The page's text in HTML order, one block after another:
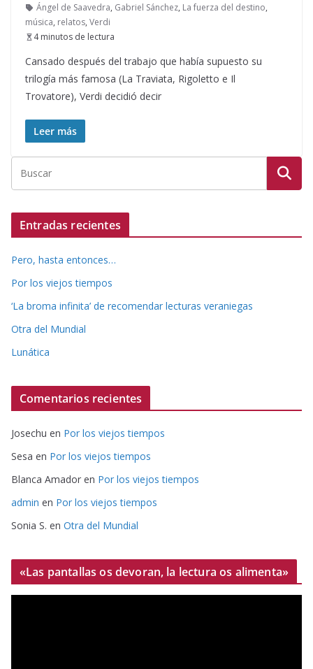
Ángel de Saavedra, Gabriel Sánchez, La fuerza del destino,
música, relatos, Verdi
4 minutos de lectura
Cansado después del trabajo que había supuesto su
trilogía más famosa (La Traviata, Rigoletto e Il
Trovatore), Verdi decidió decir
Leer más
Entradas recientes
Pero, hasta entonces…
Por los viejos tiempos
‘La broma infinita’ de recomendar lecturas veraniegas
Otra del Mundial
Lunática
Comentarios recientes
Josechu en Por los viejos tiempos
Sesa en Por los viejos tiempos
Blanca Amador en Por los viejos tiempos
admin en Por los viejos tiempos
Sonia S. en Otra del Mundial
«Las pantallas os devoran, la lectura os alimenta»